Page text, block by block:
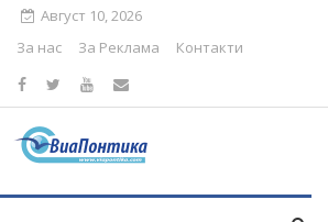
Август 10, 2026
За нас За Реклама Контакти